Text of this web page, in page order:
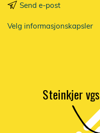
Send e-post
Velg informasjonskapsler
Steinkjer vgs